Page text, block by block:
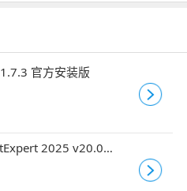
官方安装版
2025 v20.0
免费版(附安装教程)